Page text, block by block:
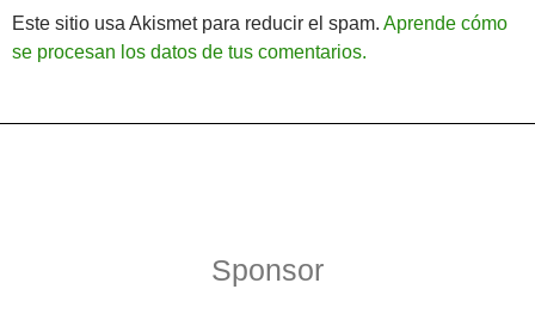
Este sitio usa Akismet para reducir el spam. Aprende cómo
se procesan los datos de tus comentarios.
Sponsor